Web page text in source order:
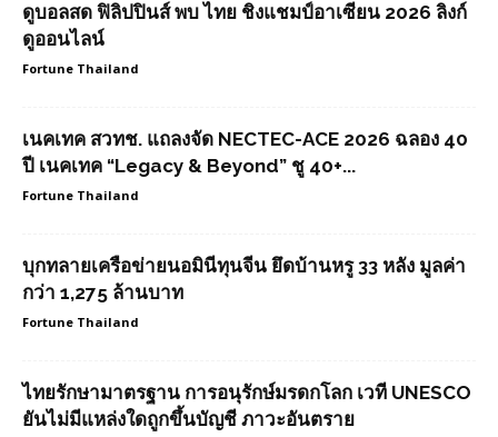
ดูบอลสด ฟิลิปปินส์ พบ ไทย ชิงแชมป์อาเซียน 2026 ลิงก์
ดูออนไลน์
Fortune Thailand
เนคเทค สวทช. แถลงจัด NECTEC-ACE 2026 ฉลอง 40
ปี เนคเทค “Legacy & Beyond” ชู 40+...
Fortune Thailand
บุกทลายเครือข่ายนอมินีทุนจีน ยึดบ้านหรู 33 หลัง มูลค่า
กว่า 1,275 ล้านบาท
Fortune Thailand
ไทยรักษามาตรฐาน การอนุรักษ์มรดกโลก เวที UNESCO
ยันไม่มีแหล่งใดถูกขึ้นบัญชี ภาวะอันตราย